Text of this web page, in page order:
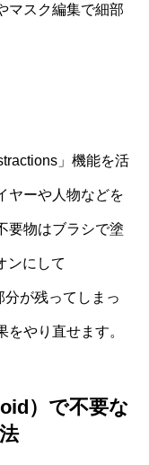
マスク編集で細部
」機能を活
ヤーや人物などを
要物はブラシで塗
ンにして
分が残ってしまっ
やり直せます。
）で不要な